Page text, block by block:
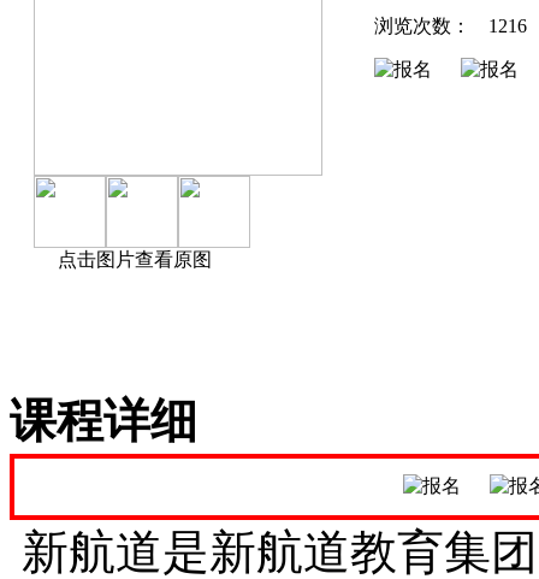
点击图片查看原图
浏览次数： 1216
课程详细
新航道是新航道教育集